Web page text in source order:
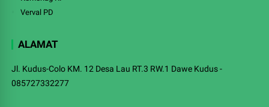
Verval PD
ALAMAT
Jl. Kudus-Colo KM. 12 Desa Lau RT.3 RW.1 Dawe Kudus -
085727332277